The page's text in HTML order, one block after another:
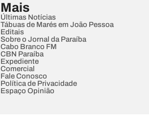
Mais
Últimas Notícias
Tábuas de Marés em João Pessoa
Editais
Sobre o Jornal da Paraíba
Cabo Branco FM
CBN Paraíba
Expediente
Comercial
Fale Conosco
Política de Privacidade
Espaço Opinião